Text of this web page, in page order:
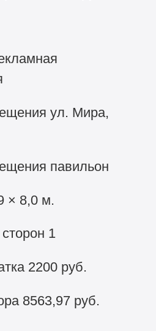
ул. Мира,
павильон
× 8,0 м.
1
2200 руб.
8563,97 руб.